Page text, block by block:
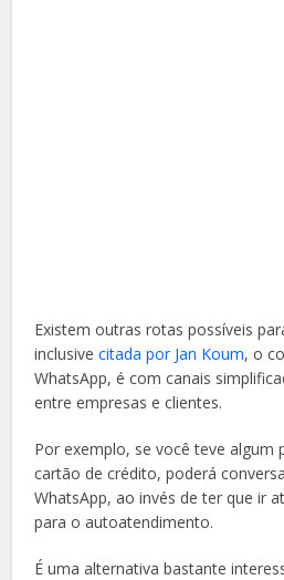
Existem outras rotas possíveis
inclusivecitada por Jan Koum, o
WhatsApp, é com canais
entre empresas e clientes.
Por exemplo, se você teve algum
cartão de crédito, poderá
WhatsApp, ao invés de ter que ir
para o autoatendimento.
É uma alternativa bastante